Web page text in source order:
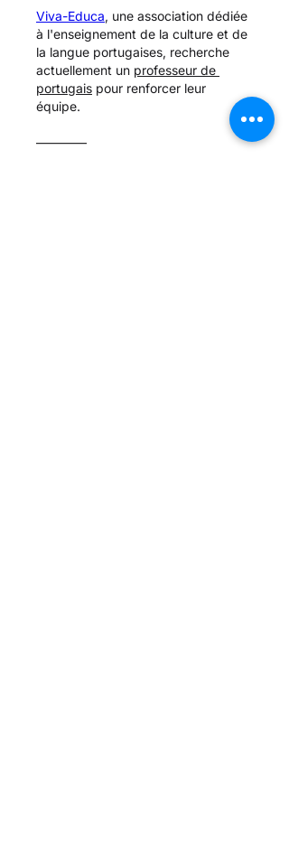
Viva-Educa, une association dédiée
à l'enseignement de la culture et de
la langue portugaises, recherche
actuellement un professeur de
portugais pour renforcer leur
équipe.
————